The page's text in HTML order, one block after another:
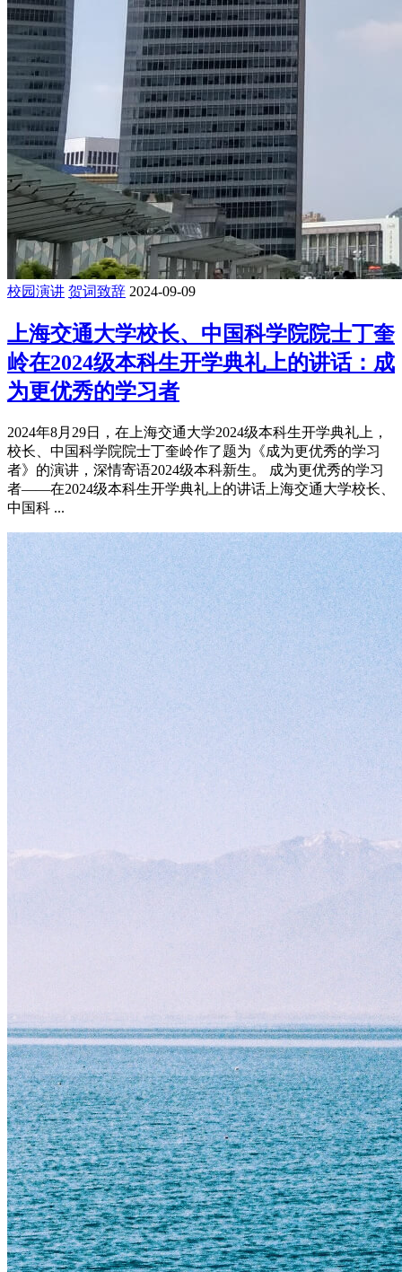
校园演讲 贺词致辞 2024-09-09
上海交通大学校长、中国科学院院士丁奎
岭在2024级本科生开学典礼上的讲话：成
为更优秀的学习者
2024年8月29日，在上海交通大学2024级本科生开学典礼上，
校长、中国科学院院士丁奎岭作了题为《成为更优秀的学习
者》的演讲，深情寄语2024级本科新生。 成为更优秀的学习
者——在2024级本科生开学典礼上的讲话上海交通大学校长、
中国科 ...